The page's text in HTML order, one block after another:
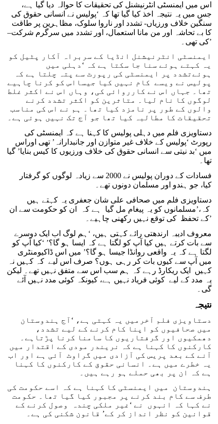
اس میں ایمنسٹی انٹرنیشنل کی تحقیقات کا حوالہ دیا گیا ہے،
جس میں یہ نتیجہ اخذ کیا گیا تھا کہ ‘پولیس نے انسانی حقوق کی
سنگین خلاف ورزیاں- تشدد اور ناروا سلوک، مظاہرین پر طاقت
کا بے تحاشہ اور من مانا استعمال، اور تشدد میں سرگرم شرکت–
کی تھی۔’
ایمنسٹی انٹرنیشنل انڈیا کے سربراہ آکار پٹیل کو
یہ کہتے ہوئے سنا جا سکتا ہے کہ ‘دہلی میں
ہوئےتشدد پر ایمنسٹی کی رپورٹ سے پتہ چلتا ہے کہ
پولیس نے ویسے کام نہیں کیا جیسااس کو کرنا چاہیے
تھا۔ جہاں اس نے کارروائی کی، وہاں اس نے اکثر غلط
لوگوں کا نام لیا۔ متاثرین کو اکثر تشدد کرنے
والوں کے طور پر نامزد کیا تھا۔ ہم نے اس کی مناسب
تحقیقات کا مطالبہ کیا تھا جو آج تک نہیں ہوئی ہے۔
دستاویزی فلم میں دہلی پولیس کا کہنا ہے کہ ایمنسٹی کی
رپورٹ ‘پولیس کے خلاف غیر متوازن اور جانبدارانہ’ تھی اوراس
میں ‘بد نیتی سے انسانی حقوق کی خلاف ورزیوں کا کیس بنایا’ گیا
تھا۔
فسادات کے دوران پولیس نے 2000 سے زیادہ لوگوں کو گرفتار
کیا، جو ہندو اور مسلمان دونوں تھے۔
دستاویزی فلم میں صحافی علی شان جعفری یہ کہتے ہیں
کہ،’مسلمانوں کو یہ پیغام مل گیا ہے کہ ان کو حکومت سے ان
کے تحفظ کی توقع نہیں رکھنی چاہیے۔’
معروف ادیبہ ارندھتی رائے کہتی ہیں، ‘ہم لوگ اب ایک دوسرے
سے بات کرتے ہیں کیا آپ کو لگتا ہے کہ ایسا ہو گا؟’ ‘کیا آپ کو
لگتا ہے کہ یہ واقعی روانڈا جیسا ہو گا؟’ میں اس ڈاکیومنٹری
میں آپ سے کیوں بات کر رہی ہوں؟ صرف اس لیے کہ کہیں نہ
کہیں ایک ریکارڈ رہے کہ ہم سب اس سے متفق نہیں تھے۔ لیکن
یہ مدد کے لیے کوئی فریاد نہیں ہے، کیونکہ کوئی مدد نہیں آئے
گی۔
نتیجہ
دستاویزی فلم آخرمیں یہ کہتی ہے، ‘آج ہندوستان
میں صحافیوں کو اپنا کام کرنے کے لیے تشدد،
دھمکیوں اور گرفتاریوں کا سامنا کرنا پڑتاہے۔
کارکنوں کا کہنا ہے کہ نریندر مودی کے اقتدار میں
آنے کے بعد پریس کی آزادی میں گراوٹ آئی ہے اور اب
یہ خطرے میں ہے۔ انسانی حقوق کے کارکنوں کا کہنا
ہے کہ ان پر بھی حملے ہو رہے ہیں۔
ہندوستان میں ایمنسٹی کا کہنا ہے کہ اسے حکومت کی
طرف سے کام بند کرنے پر مجبور کیا گیا تھا۔ حکومت
نے کہا کہ انہوں نے ‘غیر ملکی چندہ وصول کرنے کے
قوانین کو نظر انداز کر کے’ قانون شکنی کی ہے۔